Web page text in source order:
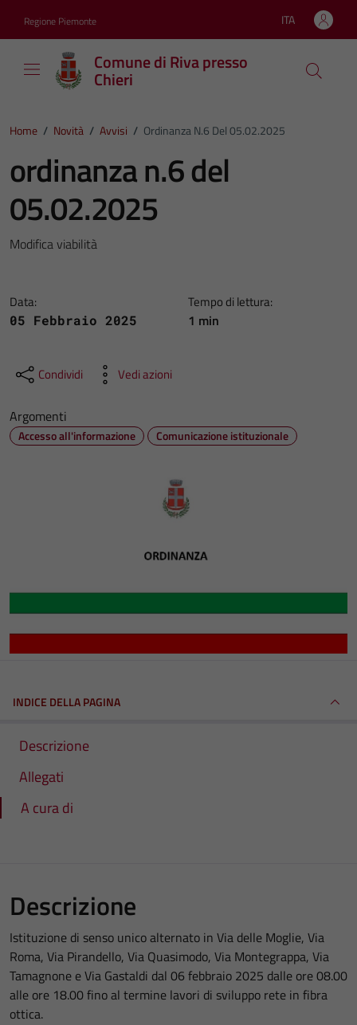
Regione Piemonte Lingua attiva:
ITA
Comune di Riva presso
Chieri
Home / Novità / Avvisi / Ordinanza N.6 Del 05.02.2025
ordinanza n.6 del
05.02.2025
Modifica viabilità
Data:
05 Febbraio 2025
Tempo di lettura:
1 min
Condividi Vedi azioni
Argomenti
Accesso all'informazione Comunicazione istituzionale
INDICE DELLA PAGINA
Descrizione
Allegati
A cura di
Descrizione
Istituzione di senso unico alternato in Via delle Moglie, Via
Roma, Via Pirandello, Via Quasimodo, Via Montegrappa, Via
Tamagnone e Via Gastaldi dal 06 febbraio 2025 dalle ore 08.00
alle ore 18.00 fino al termine lavori di sviluppo rete in fibra
ottica.